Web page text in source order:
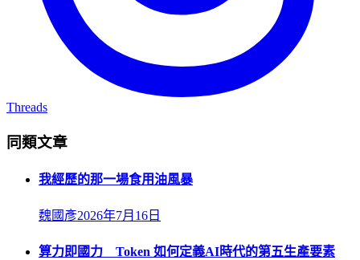
Threads
同類文章
我經歷的那一場食用油風暴
魏國彥2026年7月16日
算力即國力 Token 如何定義AI時代的第五生產要素